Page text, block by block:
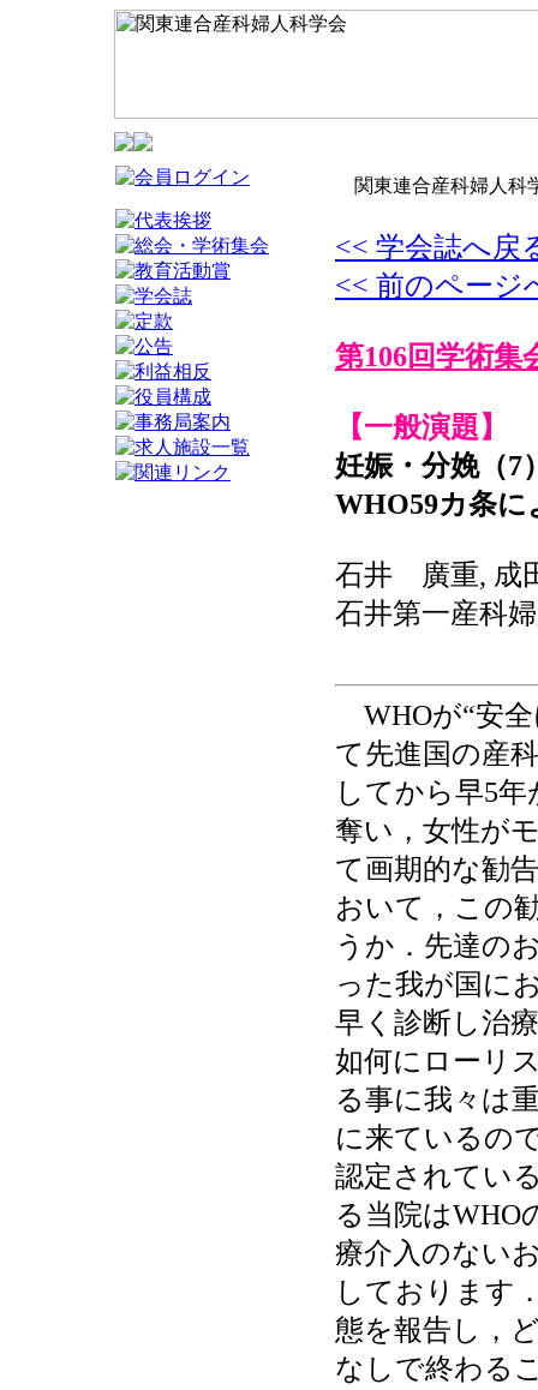
関東連合産科婦人科
<< 学会誌へ戻
<< 前のページ
第106回学術集
【一般演題】
妊娠・分娩（7
WHO59カ条に
石井 廣重, 成
石井第一産科
WHOが“安
て先進国の産
してから早5
奪い，女性が
て画期的な勧
おいて，この
うか．先達の
った我が国に
早く診断し治
如何にローリ
る事に我々は
に来ているの
認定されてい
る当院はWHO
療介入のない
しております
態を報告し，
なしで終わる